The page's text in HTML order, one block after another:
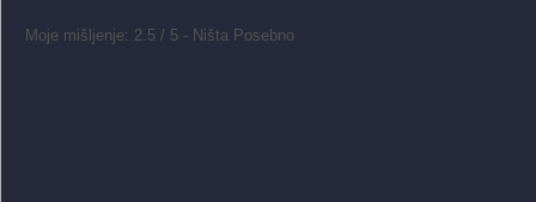
Moje mišljenje: 2.5 / 5 - Ništa Posebno